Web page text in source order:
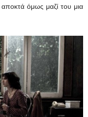
όμως μαζί του μια